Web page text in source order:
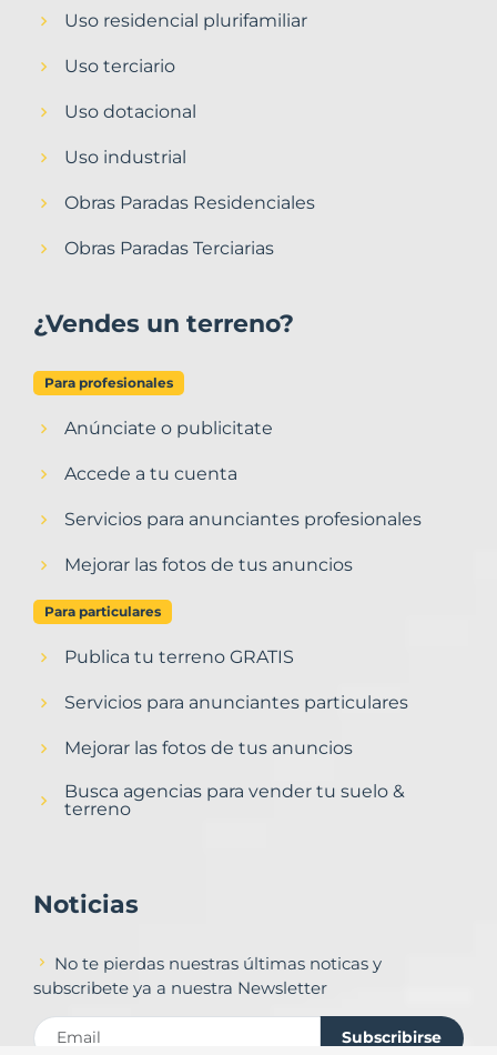
Uso residencial plurifamiliar
Uso terciario
Uso dotacional
Uso industrial
Obras Paradas Residenciales
Obras Paradas Terciarias
¿Vendes un terreno?
Para profesionales
Anúnciate o publicitate
Accede a tu cuenta
Servicios para anunciantes profesionales
Mejorar las fotos de tus anuncios
Para particulares
Publica tu terreno GRATIS
Servicios para anunciantes particulares
Mejorar las fotos de tus anuncios
Busca agencias para vender tu suelo &
terreno
Noticias
No te pierdas nuestras últimas noticas y
subscribete ya a nuestra Newsletter
Subscribirse